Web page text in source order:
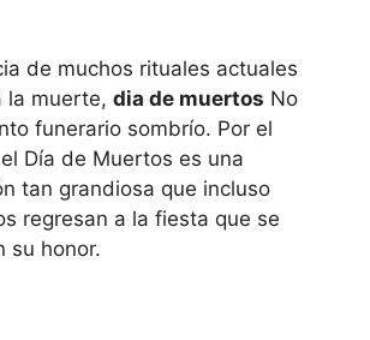
de muchos rituales actuales
la muerte, dia de muertos No
funerario sombrío. Por el
Día de Muertos es una
tan grandiosa que incluso
regresan a la fiesta que se
su honor.⁠